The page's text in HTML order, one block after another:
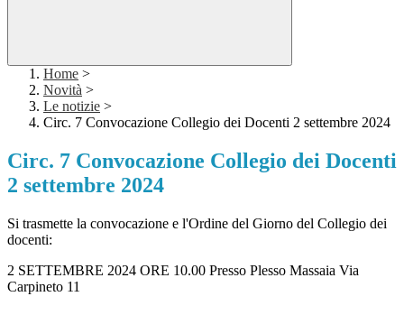
Home >
Novità >
Le notizie >
Circ. 7 Convocazione Collegio dei Docenti 2 settembre 2024
Circ. 7 Convocazione Collegio dei Docenti
2 settembre 2024
Si trasmette la convocazione e l'Ordine del Giorno del Collegio dei
docenti:
2 SETTEMBRE 2024 ORE 10.00 Presso Plesso Massaia Via
Carpineto 11